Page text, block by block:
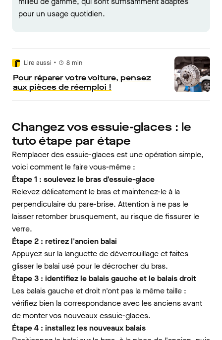
pour un usage quotidien.
Lire aussi • 8 min
Pour réparer votre voiture, pensez
aux pièces de réemploi !
Changez vos essuie-glaces : le
tuto étape par étape
Remplacer des essuie-glaces est une opération simple,
voici comment le faire vous-même :
Étape 1 : soulevez le bras d'essuie-glace
Relevez délicatement le bras et maintenez-le à la
perpendiculaire du pare-brise. Attention à ne pas le
laisser retomber brusquement, au risque de fissurer le
verre.
Étape 2 : retirez l'ancien balai
Appuyez sur la languette de déverrouillage et faites
glisser le balai usé pour le décrocher du bras.
Étape 3 : identifiez le balais gauche et le balais droit
Les balais gauche et droit n'ont pas la même taille :
vérifiez bien la correspondance avec les anciens avant
de monter vos nouveaux essuie-glaces.
Étape 4 : installez les nouveaux balais